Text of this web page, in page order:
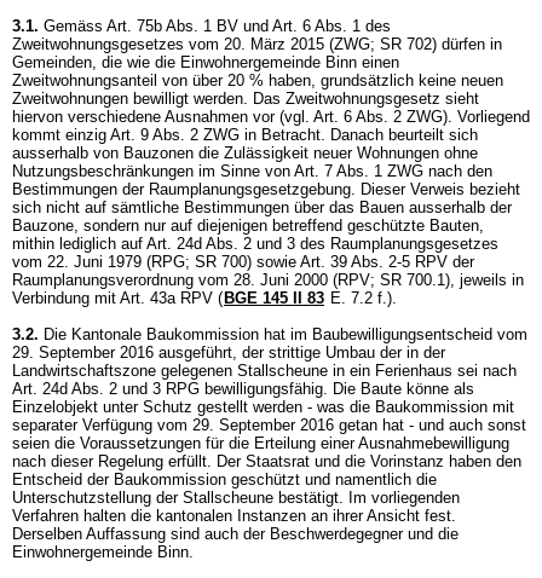
3.1. Gemäss Art. 75b Abs. 1 BV und Art. 6 Abs. 1 des
Zweitwohnungsgesetzes vom 20. März 2015 (ZWG; SR 702) dürfen in
Gemeinden, die wie die Einwohnergemeinde Binn einen
Zweitwohnungsanteil von über 20 % haben, grundsätzlich keine neuen
Zweitwohnungen bewilligt werden. Das Zweitwohnungsgesetz sieht
hiervon verschiedene Ausnahmen vor (vgl. Art. 6 Abs. 2 ZWG). Vorliegend
kommt einzig Art. 9 Abs. 2 ZWG in Betracht. Danach beurteilt sich
ausserhalb von Bauzonen die Zulässigkeit neuer Wohnungen ohne
Nutzungsbeschränkungen im Sinne von Art. 7 Abs. 1 ZWG nach den
Bestimmungen der Raumplanungsgesetzgebung. Dieser Verweis bezieht
sich nicht auf sämtliche Bestimmungen über das Bauen ausserhalb der
Bauzone, sondern nur auf diejenigen betreffend geschützte Bauten,
mithin lediglich auf Art. 24d Abs. 2 und 3 des Raumplanungsgesetzes
vom 22. Juni 1979 (RPG; SR 700) sowie Art. 39 Abs. 2-5 RPV der
Raumplanungsverordnung vom 28. Juni 2000 (RPV; SR 700.1), jeweils in
Verbindung mit Art. 43a RPV ( BGE 145 II 83 E. 7.2 f.).
3.2. Die Kantonale Baukommission hat im Baubewilligungsentscheid vom
29. September 2016 ausgeführt, der strittige Umbau der in der
Landwirtschaftszone gelegenen Stallscheune in ein Ferienhaus sei nach
Art. 24d Abs. 2 und 3 RPG bewilligungsfähig. Die Baute könne als
Einzelobjekt unter Schutz gestellt werden - was die Baukommission mit
separater Verfügung vom 29. September 2016 getan hat - und auch sonst
seien die Voraussetzungen für die Erteilung einer Ausnahmebewilligung
nach dieser Regelung erfüllt. Der Staatsrat und die Vorinstanz haben den
Entscheid der Baukommission geschützt und namentlich die
Unterschutzstellung der Stallscheune bestätigt. Im vorliegenden
Verfahren halten die kantonalen Instanzen an ihrer Ansicht fest.
Derselben Auffassung sind auch der Beschwerdegegner und die
Einwohnergemeinde Binn.